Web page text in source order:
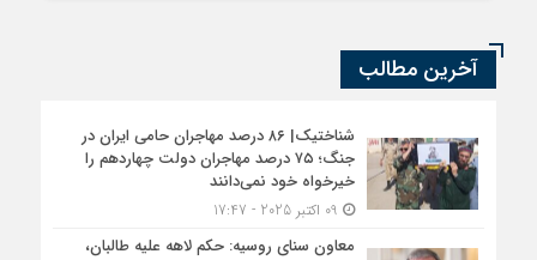
آخرین مطالب
شناختیک| ۸۶ درصد مهاجران حامی ایران در
جنگ؛ ۷۵ درصد مهاجران دولت چهاردهم را
خیرخواه خود نمی‌دانند
معاون سنای روسیه: حکم لاهه علیه طالبان،